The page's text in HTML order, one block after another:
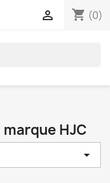
shopping_cart (0)

HJC
